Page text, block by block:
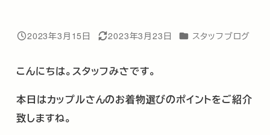
投稿日
2023年3月15日
更新日
2023年3月23日 カテゴリー
スタッフブログ
こんにちは。スタッフみさです。
本日はカップルさんのお着物選びのポイントをご紹介
致しますね。